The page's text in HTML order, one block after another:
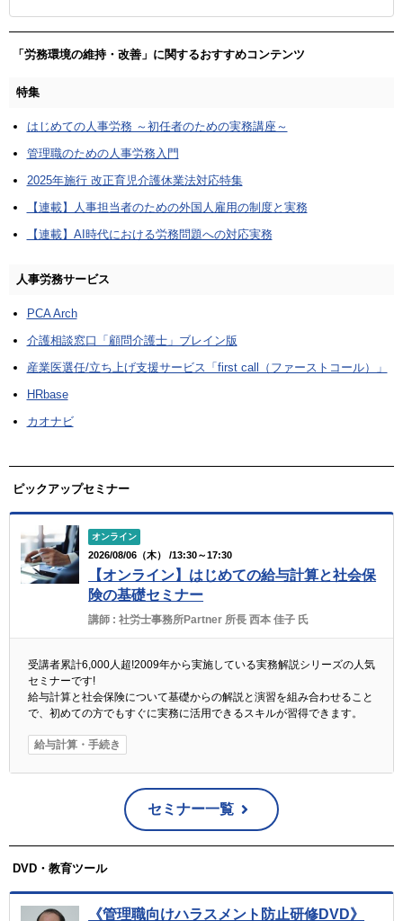
「労務環境の維持・改善」に関するおすすめコンテンツ
特集
はじめての人事労務 ～初任者のための実務講座～
管理職のための人事労務入門
2025年施行 改正育児介護休業法対応特集
【連載】人事担当者のための外国人雇用の制度と実務
【連載】AI時代における労務問題への対応実務
人事労務サービス
PCA Arch
介護相談窓口「顧問介護士」ブレイン版
産業医選任/立ち上げ支援サービス「first call（ファーストコール）」
HRbase
カオナビ
ピックアップセミナー
オンライン
2026/08/06（木） /13:30～17:30
【オンライン】はじめての給与計算と社会保
険の基礎セミナー
講師 :社労士事務所Partner 所長 西本 佳子 氏
受講者累計6,000人超!2009年から実施している実務解説シリーズの人気
セミナーです!
給与計算と社会保険について基礎からの解説と演習を組み合わせること
で、初めての方でもすぐに実務に活用できるスキルが習得できます。
給与計算・手続き
セミナー一覧
DVD・教育ツール
《管理職向けハラスメント防止研修DVD》